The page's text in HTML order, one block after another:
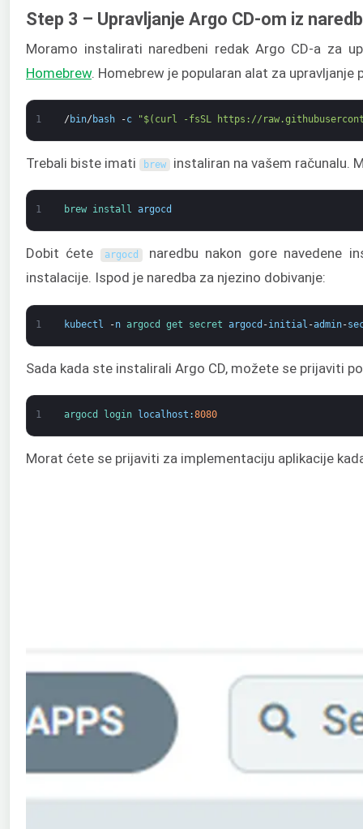
Step 3 – Upravljanje Argo CD-om iz
Moramo instalirati naredbeni redak Argo CD-a za
Homebrew. Homebrew je popularan alat za
1 / bin/ bash -c "$(curl -fsSL https://
Trebali biste imati brew instaliran na vašem računalu.
1 brew install argocd
Dobit ćete argocd naredbu nakon gore navedene
instalacije. Ispod je naredba za njezino dobivanje:
1 kubectl -n argocd get secret argocd -initial -admin-
Sada kada ste instalirali Argo CD, možete se prijaviti
1 argocd login localhost :8080
Morat ćete se prijaviti za implementaciju aplikacije